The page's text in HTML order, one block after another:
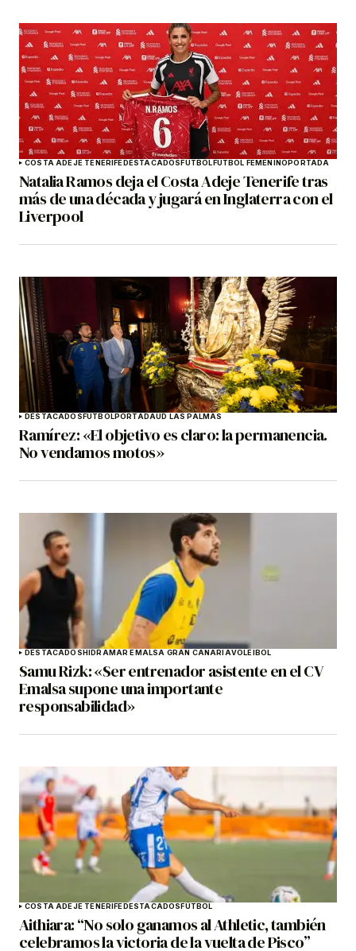
COSTA ADEJE TENERIFEDESTACADOSFÚTBOLFÚTBOL FEMENINOPORTADA
Natalia Ramos deja el Costa Adeje Tenerife tras
más de una década y jugará en Inglaterra con el
Liverpool
DESTACADOSFÚTBOLPORTADAUD LAS PALMAS
Ramírez: «El objetivo es claro: la permanencia.
No vendamos motos»
DESTACADOSHIDRAMAR EMALSA GRAN CANARIAVOLEIBOL
Samu Rizk: «Ser entrenador asistente en el CV
Emalsa supone una importante
responsabilidad»
COSTA ADEJE TENERIFEDESTACADOSFÚTBOL
Aithiara: “No solo ganamos al Athletic, también
celebramos la victoria de la vuelta de Pisco”